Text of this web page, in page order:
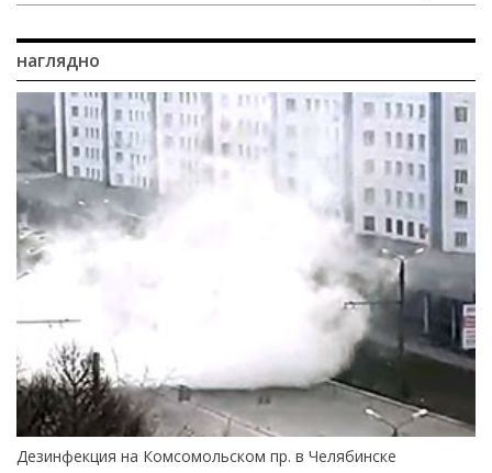
наглядно
Дезинфекция на Комсомольском пр. в Челябинске